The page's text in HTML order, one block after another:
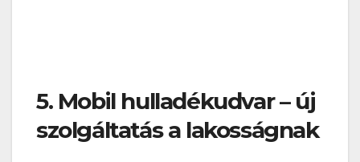
5. Mobil hulladékudvar – új
szolgáltatás a lakosságnak